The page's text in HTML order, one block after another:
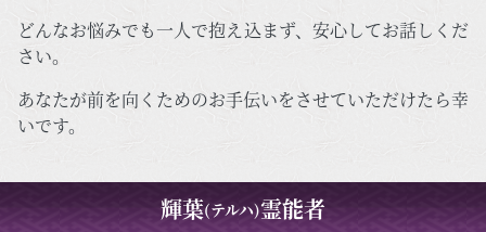
どんなお悩みでも一人で抱え込まず、安心してお話しくだ
さい。
あなたが前を向くためのお手伝いをさせていただけたら幸
いです。
輝葉(テルハ)霊能者